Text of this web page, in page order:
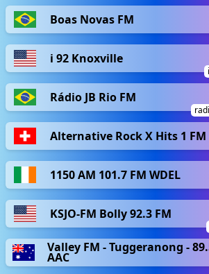
Boas Novas FM
i 92 Knoxville
Rádio JB Rio FM
Alternative Rock X Hits 1 FM
1150 AM 101.7 FM WDEL
KSJO-FM Bolly 92.3 FM
Valley FM - Tuggeranong -
AAC